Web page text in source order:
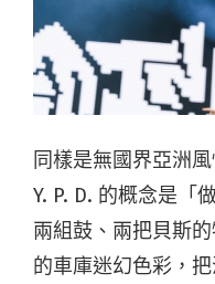
同樣是無國界亞洲
Y. P. D. 的概念是「
兩組鼓、兩把貝斯
的車庫迷幻色彩，